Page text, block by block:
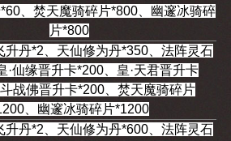
、焚天魔骑碎片*800、幽邃冰骑碎
片*800
升丹*2、天仙修为丹*350、法阵灵石
·仙缘晋升卡*200、皇·天君晋升卡
战佛晋升卡*200、焚天魔骑碎片
、幽邃冰骑碎片*1200
升丹*2、天仙修为丹*600、法阵灵石